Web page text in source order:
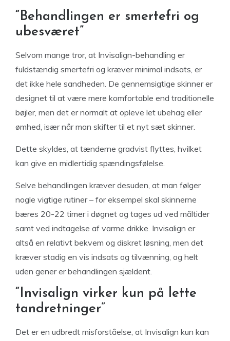
“Behandlingen er smertefri og
ubesværet”
Selvom mange tror, at Invisalign-behandling er
fuldstændig smertefri og kræver minimal indsats, er
det ikke hele sandheden. De gennemsigtige skinner er
designet til at være mere komfortable end traditionelle
bøjler, men det er normalt at opleve let ubehag eller
ømhed, især når man skifter til et nyt sæt skinner.
Dette skyldes, at tænderne gradvist flyttes, hvilket
kan give en midlertidig spændingsfølelse.
Selve behandlingen kræver desuden, at man følger
nogle vigtige rutiner – for eksempel skal skinnerne
bæres 20-22 timer i døgnet og tages ud ved måltider
samt ved indtagelse af varme drikke. Invisalign er
altså en relativt bekvem og diskret løsning, men det
kræver stadig en vis indsats og tilvænning, og helt
uden gener er behandlingen sjældent.
“Invisalign virker kun på lette
tandretninger”
Det er en udbredt misforståelse, at Invisalign kun kan